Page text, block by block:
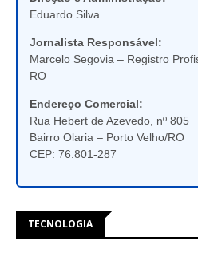
Eduardo Silva
Jornalista Responsável:
Marcelo Segovia – Registro
RO
Endereço Comercial:
Rua Hebert de Azevedo, nº 805
Bairro Olaria – Porto Velho/RO
CEP: 76.801-287
TECNOLOGIA